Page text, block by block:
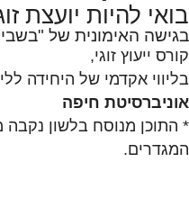
בואי להיות יועצת
בגישה האימונית של
קורס ייעוץ זוגי,
בליווי אקדמי של היחידה
אוניברסיטת חיפה
* התוכן מנוסח בלשון
המגדרים.